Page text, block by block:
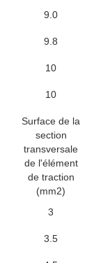
9.0
9.8
10
10
Surface de la
section
transversale
de l'élément
de traction
(mm2)
3
3.5